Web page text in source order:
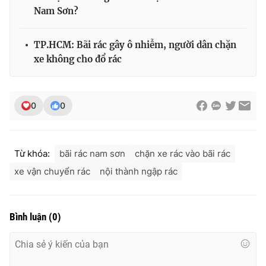
THỜI BÁO VTV
Theo dõi báo trên
Cơ quan chủ quản:
Đài Truyền hình Việt Nam
Cơ quan báo chí:
Thời báo VTV
Tổng Biên tập:
Nguyễn Trọng Ninh
Nam Sơn?
TP.HCM: Bãi rác gây ô nhiễm, người dân chặn
xe không cho đổ rác
0 0
Từ khóa: bãi rác nam sơn
chặn xe rác vào bãi rác
xe vận chuyển rác
nội thành ngập rác
Bình luận (0)